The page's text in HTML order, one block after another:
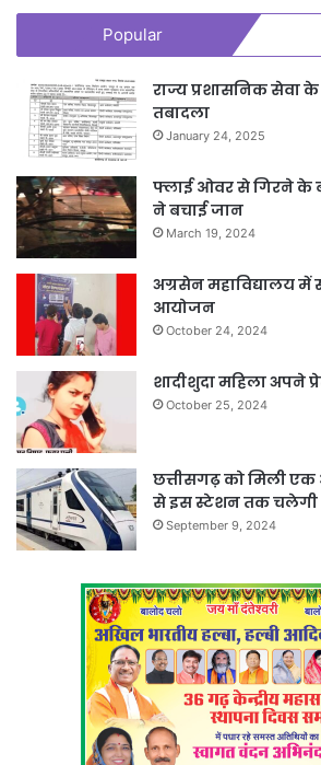
Popular
राज्य प्रशासनिक सेवा के
तबादला
January 24, 2025
फ्लाई ओवर से गिरने के
ने बचाई जान
March 19, 2024
अग्रसेन महाविद्यालय में
आयोजन
October 24, 2024
शादीशुदा महिला अपने
October 25, 2024
छत्तीसगढ़ को मिली एक
से इस स्टेशन तक चलेगी
September 9, 2024